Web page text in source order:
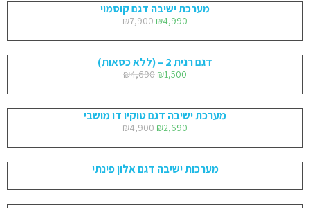
מערכת ישיבה דגם קוסמוי
₪7,900 ₪4,990
דגם רנית 2 – (ללא כסאות)
₪4,690 ₪1,500
מערכת ישיבה דגם טוקיו דו מושבי
₪4,900 ₪2,690
מערכות ישיבה דגם אלון פינתי